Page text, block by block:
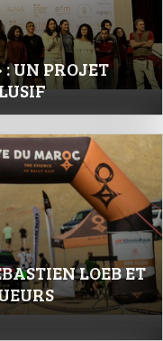
: UN PROJET
LOEB ET